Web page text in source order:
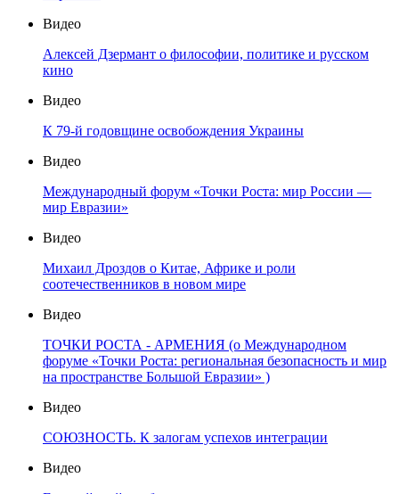
Видео
Алексей Дзермант о философии, политике и русском
кино
Видео
К 79-й годовщине освобождения Украины
Видео
Международный форум «Точки Роста: мир России —
мир Евразии»
Видео
Михаил Дроздов о Китае, Африке и роли
соотечественников в новом мире
Видео
ТОЧКИ РОСТА - АРМЕНИЯ (о Международном
форуме «Точки Роста: региональная безопасность и мир
на пространстве Большой Евразии» )
Видео
СОЮЗНОСТЬ. К залогам успехов интеграции
Видео